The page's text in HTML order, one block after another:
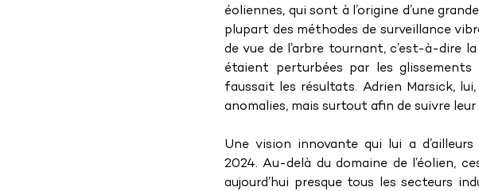
éoliennes, qui sont à l’origine d’une
plupart des méthodes de surveillance
de vue de l’arbre tournant, c’est-à-dire
étaient perturbées par les
faussait les résultats. Adrien Marsick,
anomalies, mais surtout afin de suivre
Une vision innovante qui lui a
2024. Au-delà du domaine de l’éolien,
aujourd’hui presque tous les secteurs